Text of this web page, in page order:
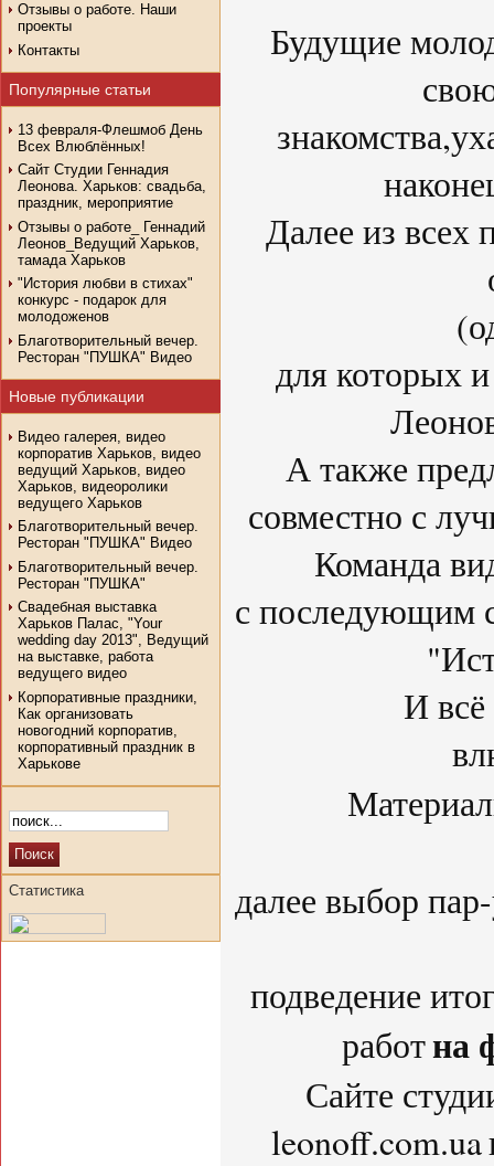
Отзывы о работе. Наши
проекты
Контакты
Популярные статьи
13 февраля-Флешмоб День
Всех Влюблённых!
Сайт Студии Геннадия
Леонова. Харьков: свадьба,
праздник, мероприятие
Отзывы о работе_ Геннадий
Леонов_Ведущий Харьков,
тамада Харьков
"История любви в стихах"
конкурс - подарок для
молодоженов
Благотворительный вечер.
Ресторан "ПУШКА" Видео
Новые публикации
Видео галерея, видео
корпоратив Харьков, видео
ведущий Харьков, видео
Харьков, видеоролики
ведущего Харьков
Благотворительный вечер.
Ресторан "ПУШКА" Видео
Благотворительный вечер.
Ресторан "ПУШКА"
Свадебная выставка
Харьков Палас, "Your
wedding day 2013", Ведущий
на выставке, работа
ведущего видео
Корпоративные праздники,
Как организовать
новогодний корпоратив,
корпоративный праздник в
Харькове
Статистика
Будущие
Далее из всех
(одну
для которых
А также
совместно с
Команда
с последующим
И всё это
далее выбор
подведение
работна
Сайте
leonoff.com.ua